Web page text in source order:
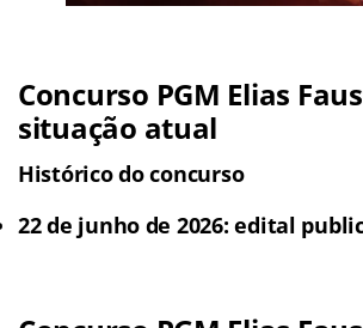
Concurso PGM Elias
situação atual
Histórico do concurso
22 de junho de 2026: edital